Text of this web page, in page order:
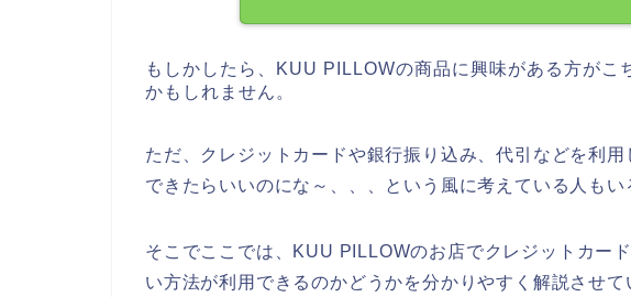
もしかしたら、KUU PILLOWの商品に興味がある方がこ
かもしれません。
ただ、クレジットカードや銀行振り込み、代引などを利
できたらいいのにな～、、、という風に考えている人もい
そこでここでは、KUU PILLOWのお店でクレジットカー
い方法が利用できるのかどうかを分かりやすく解説させて